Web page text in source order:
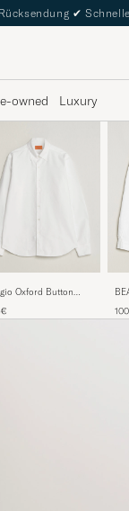
✔
owned Luxury
Oxford Button